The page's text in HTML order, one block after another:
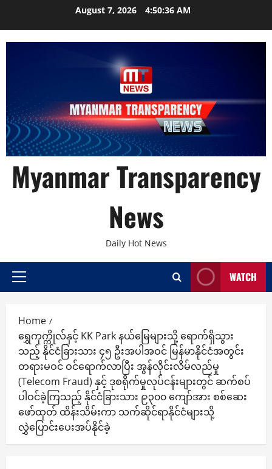
August 7, 2026 4:50:37 AM
Myanmar Transparency
News
Daily Hot News
Primary
WATCH
Home
ရွှေကုက္ကိုလ်နှင့် KK Park နယ်မြေများသို့ ရောက်ရှိသွား
သည့် နိုင်ငံခြားသား ၄၅ ဦးအပါအဝင် မြန်မာနိုင်ငံအတွင်း
တရားမဝင် ဝင်ရောက်လာပြီး အွန်လိုင်းလိမ်လည်မှု
(Telecom Fraud) နှင့် ဒုစရိုက်မှုလုပ်ငန်းများတွင် ဆက်စပ်
ပါဝင်ခဲ့ကြသည့် နိုင်ငံခြားသား ၉၃၀၀ ကျော်အား စစ်ဆေး
ဖော်ထုတ် ထိန်းသိမ်းကာ သက်ဆိုင်ရာနိုင်ငံများသို့
လွှဲပြောင်းပေးအပ်နိုင်ခဲ့